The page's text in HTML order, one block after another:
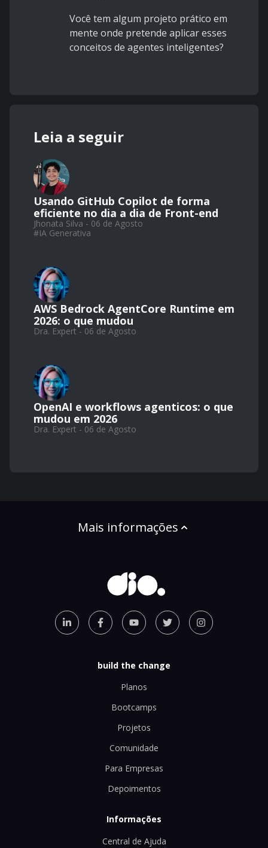
Você tem algum projeto prático em
mente onde pretende aplicar esses
conceitos de agentes inteligentes?
Leia a seguir
Usando GitHub Copilot de forma
eficiente no dia a dia de Front-end
Jhonata Silva - 06 de Agosto
#IA Generativa
AWS Bedrock AgentCore Runtime em
2026: o que mudou
Dra. Expert - 06 de Agosto
OpenAI e workflows agenticos: o que
mudou em 2026
Dra. Expert - 06 de Agosto
Mais informações
build the change
Planos
Bootcamps
Projetos
Comunidade
Para Empresas
Depoimentos
Informações
Central de Ajuda